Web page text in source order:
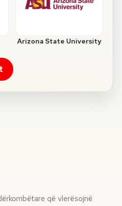
Arizona State University
që vlerësojnë